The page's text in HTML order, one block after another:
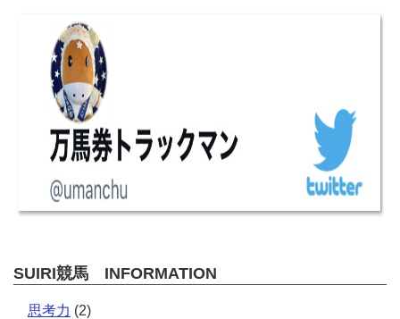
SUIRI競馬 INFORMATION
思考力 (2)